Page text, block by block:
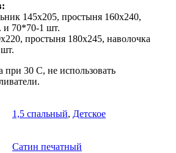
145х205, простыня 160х240,
и 70*70-1 шт.
простыня 180х245, наволочка
при 30 С, не использовать
1,5 спальный, Детское
Сатин печатный